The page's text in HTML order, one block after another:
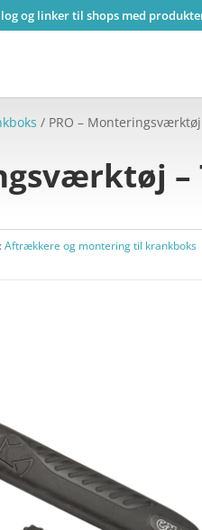
og linker til shops med
/ PRO –
Aftrækkere og montering til krankboks